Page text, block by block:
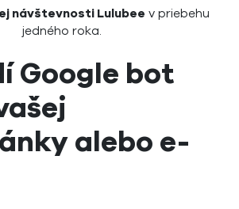
návštevnosti Lulubee v priebehu
jedného roka.
Google bot
alebo e-